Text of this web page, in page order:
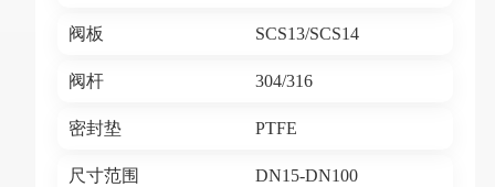
阀板 SCS13/SCS14
阀杆 304/316
密封垫 PTFE
尺寸范围 DN15-DN100